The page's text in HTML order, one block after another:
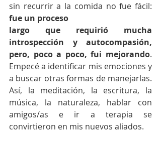
fue un proceso
largo que requirió mucha
introspección y autocompasión,
pero, poco a poco, fui mejorando.
Empecé a identificar mis emociones y
a buscar otras formas de manejarlas.
Así, la meditación, la escritura, la
música, la naturaleza, hablar con
amigos/as e ir a terapia se
convirtieron en mis nuevos aliados.